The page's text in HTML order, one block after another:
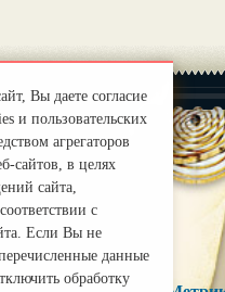
Вы даете согласие
и пользовательских
агрегаторов
сайтов, в целях
сайта,
с
Если Вы не
данные
обработку